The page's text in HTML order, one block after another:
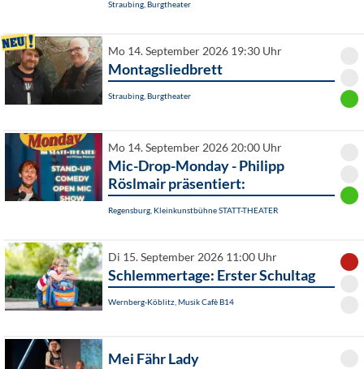
Straubing, Burgtheater
Mo 14. September 2026 19:30 Uhr
Montagsliedbrett
Straubing, Burgtheater
Mo 14. September 2026 20:00 Uhr
Mic-Drop-Monday - Philipp
Röslmair präsentiert:
Regensburg, Kleinkunstbühne STATT-THEATER
Di 15. September 2026 11:00 Uhr
Schlemmertage: Erster Schultag
Wernberg-Köblitz, Musik Cafè B14
Mei Fähr Lady